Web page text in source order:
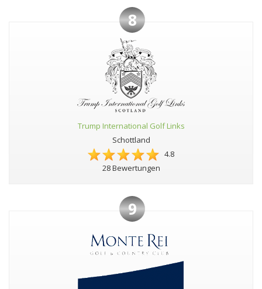
8
Trump International Golf Links
Schottland
4.8
28 Bewertungen
9